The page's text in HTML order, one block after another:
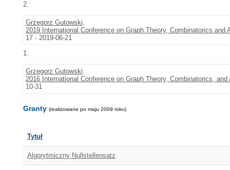
2.
Grzegorz Gutowski.
2019 International Conference on Graph Theory, Combinatorics and
17 - 2019-06-21
1.
Grzegorz Gutowski.
2016 International Conference on Graph Theory, Combinatorics, and
10-31
Granty (realizowane po maju 2009 roku)
Tytuł
Algorytmiczny Nullstellensatz